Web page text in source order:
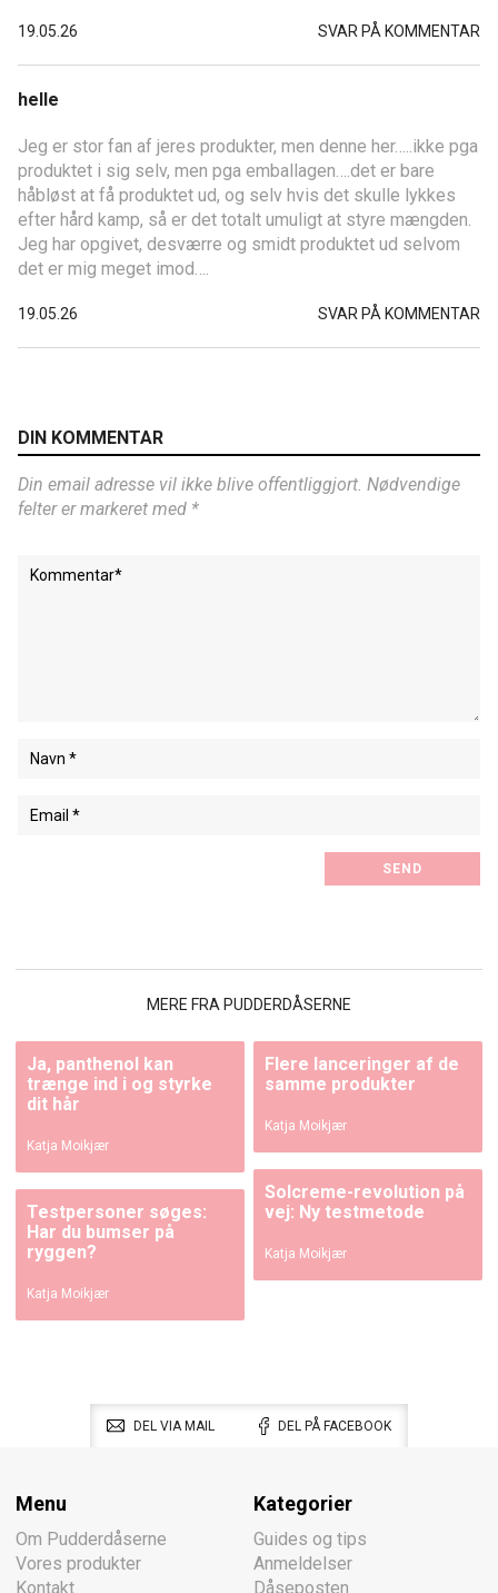
19.05.26 SVAR PÅ KOMMENTAR
helle
Jeg er stor fan af jeres produkter, men denne her…..ikke pga
produktet i sig selv, men pga emballagen….det er bare
håbløst at få produktet ud, og selv hvis det skulle lykkes
efter hård kamp, så er det totalt umuligt at styre mængden.
Jeg har opgivet, desværre og smidt produktet ud selvom
det er mig meget imod….
19.05.26 SVAR PÅ KOMMENTAR
DIN KOMMENTAR
Din email adresse vil ikke blive offentliggjort. Nødvendige
felter er markeret med *
MERE FRA PUDDERDÅSERNE
Ja, panthenol kan
trænge ind i og styrke
dit hår
Katja Moikjær
Flere lanceringer af de
samme produkter
Katja Moikjær
Testpersoner søges:
Har du bumser på
ryggen?
Katja Moikjær
Solcreme-revolution på
vej: Ny testmetode
Katja Moikjær
DEL VIA MAIL DEL PÅ FACEBOOK
Menu
Om Pudderdåserne
Vores produkter
Kontakt
Kategorier
Guides og tips
Anmeldelser
Dåseposten